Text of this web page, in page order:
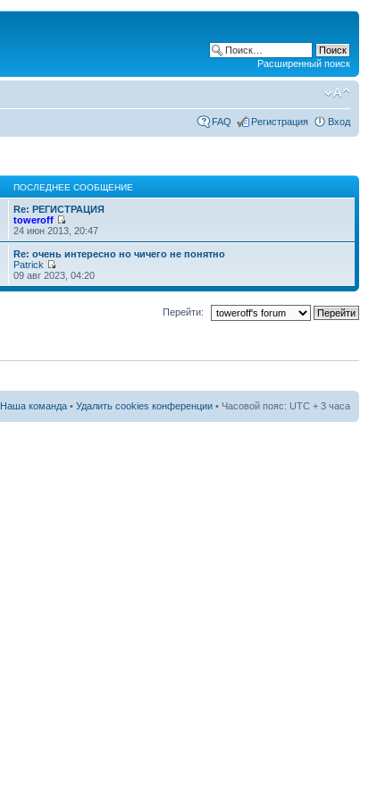
Расширенный поиск
FAQ Регистрация Вход
ПОСЛЕДНЕЕ СООБЩЕНИЕ
Re: РЕГИСТРАЦИЯ
toweroff
24 июн 2013, 20:47
Re: очень интересно но чичего не понятно
Patrick
09 авг 2023, 04:20
Перейти:
Наша команда • Удалить cookies конференции • Часовой пояс: UTC + 3 часа